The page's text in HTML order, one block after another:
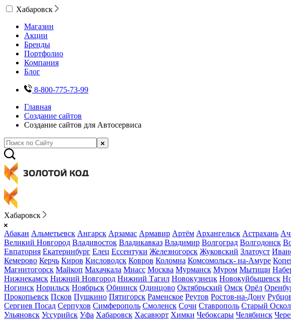
Хабаровск
Магазин
Акции
Бренды
Портфолио
Компания
Блог
8-800-775-73-99
Главная
Создание сайтов
Создание сайтов для Автосервиса
Хабаровск
Абакан Альметьевск Ангарск Арзамас Армавир Артём Архангельск Астрахань
Великий Новгород Владивосток Владикавказ Владимир Волгоград Волгодонск
Евпатория Екатеринбург Елец Ессентуки Железногорск Жуковский Златоуст
Кемерово Керчь Киров Кисловодск Ковров Коломна Комсомольск- на-Амуре
Магнитогорск Майкоп Махачкала Миасс Москва Мурманск Муром Мытищи
Нижнекамск Нижний Новгород Нижний Тагил Новокузнецк Новокуйбышевск
Ногинск Норильск Ноябрьск Обнинск Одинцово Октябрьский Омск Орёл
Прокопьевск Псков Пушкино Пятигорск Раменское Реутов Ростов-на-Дону
Сергиев Посад Серпухов Симферополь Смоленск Сочи Ставрополь Старый Оскол
Ульяновск Уссурийск Уфа Хабаровск Хасавюрт Химки Чебоксары Челябинск